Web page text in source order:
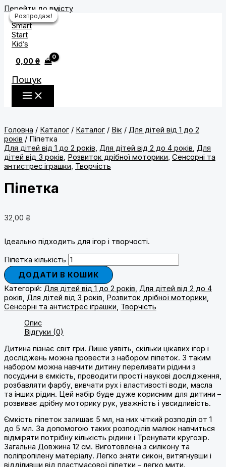
Перейти до вмісту
0,00 ₴
Пошук
Головна / Каталог / Каталог / Вік / Для дітей від 1 до 2
років / Піпетка
Для дітей від 1 до 2 років, Для дітей від 2 до 4 років, Для
дітей від 3 років, Розвиток дрібної моторики, Сенсорні та
антистрес іграшки, Творчість
Піпетка
32,00 ₴
Ідеально підходить для ігор і творчості.
Піпетка кількість
ДОДАТИ В КОШИК
Категорій: Для дітей від 1 до 2 років, Для дітей від 2 до 4
років, Для дітей від 3 років, Розвиток дрібної моторики,
Сенсорні та антистрес іграшки, Творчість
Опис
Відгуки (0)
Дитина пізнає світ гри. Лише уявіть, скільки цікавих ігор і
досліджень можна провести з набором піпеток. З таким
набором можна навчити дитину переливати рідини з
посудини в ємкість, проводити прості наукові дослідження,
розбавляти фарбу, вивчати рух і властивості води, масла
та інших рідин. Цей набір буде дуже корисним для дитини –
розвиває дрібну моторику рук, уважність і увсидливість.
Ємкість піпеток залишає 5 мл, на них чіткий розподіл от 1
до 5 мл. За допомогою таких розподілів малюк навчиться
відміряти потрібну кількість рідини і Тренувати кругозір.
Загальна Довжина 12 см. Виготовлена з силікону та
поліпропілену матеріалу. Легко зняти сикон, витягнувши і
відділивши від пластмасової піпетки – легко мити.
Розпродаж!
Розпродаж!
Розпродаж!
Розпродаж!